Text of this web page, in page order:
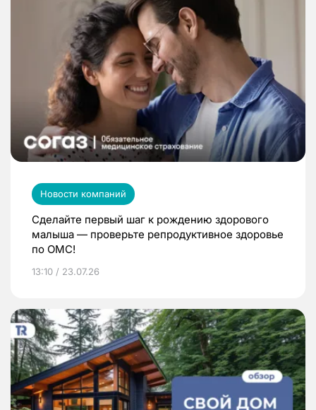
Новости компаний
Сделайте первый шаг к рождению здорового
малыша — проверьте репродуктивное здоровье
по ОМС!
13:10 / 23.07.26